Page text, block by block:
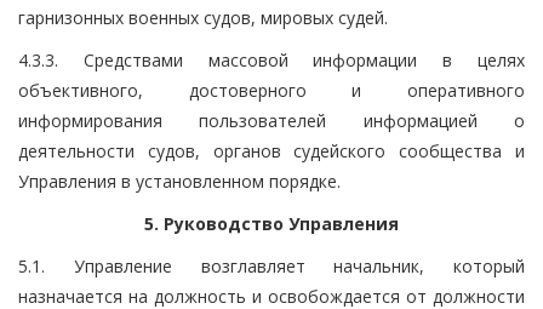
гарнизонных военных судов, мировых судей.
4.3.3. Средствами массовой информации в целях
объективного, достоверного и оперативного
информирования пользователей информацией о
деятельности судов, органов судейского сообщества и
Управления в установленном порядке.
5. Руководство Управления
5.1. Управление возглавляет начальник, который
назначается на должность и освобождается от должности